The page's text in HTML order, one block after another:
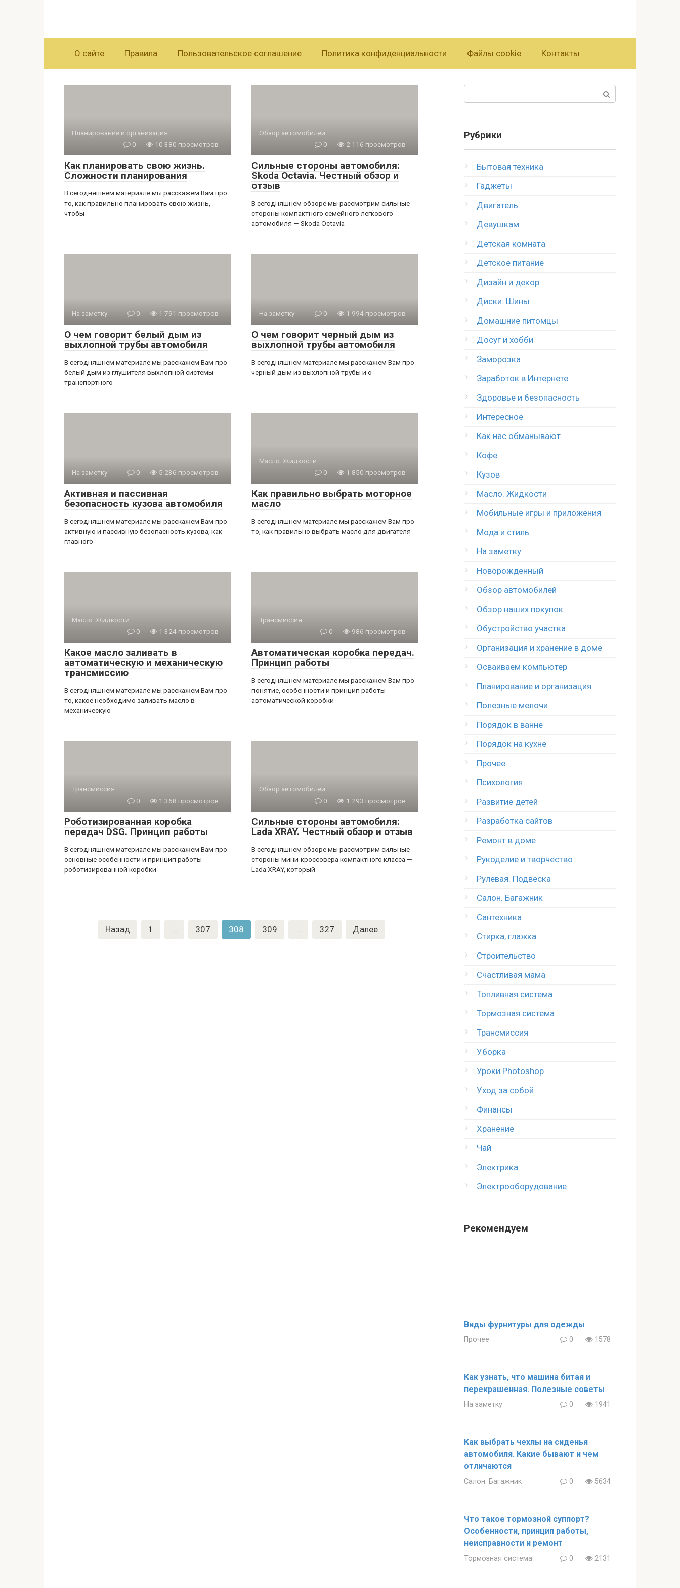
О сайте Правила Пользовательское соглашение Политика конфиденциальности Файлы cookie Контакты
Планирование и организация
0
10 380 просмотров
Как планировать свою жизнь.
Сложности планирования
В сегодняшнем материале мы расскажем Вам про
то, как правильно планировать свою жизнь,
чтобы
Обзор автомобилей
0
2 116 просмотров
Сильные стороны автомобиля:
Skoda Octavia. Честный обзор и
отзыв
В сегодняшнем обзоре мы рассмотрим сильные
стороны компактного семейного легкового
автомобиля — Skoda Octavia
На заметку 0 1 791 просмотров
О чем говорит белый дым из
выхлопной трубы автомобиля
В сегодняшнем материале мы расскажем Вам про
белый дым из глушителя выхлопной системы
транспортного
На заметку 0 1 994 просмотров
О чем говорит черный дым из
выхлопной трубы автомобиля
В сегодняшнем материале мы расскажем Вам про
черный дым из выхлопной трубы и о
На заметку 0 5 236 просмотров
Активная и пассивная
безопасность кузова автомобиля
В сегодняшнем материале мы расскажем Вам про
активную и пассивную безопасность кузова, как
главного
Масло. Жидкости
0
1 850 просмотров
Как правильно выбрать моторное
масло
В сегодняшнем материале мы расскажем Вам про
то, как правильно выбрать масло для двигателя
Масло. Жидкости
0
1 324 просмотров
Какое масло заливать в
автоматическую и механическую
трансмиссию
В сегодняшнем материале мы расскажем Вам про
то, какое необходимо заливать масло в
механическую
Трансмиссия
0
986 просмотров
Автоматическая коробка передач.
Принцип работы
В сегодняшнем материале мы расскажем Вам про
понятие, особенности и принцип работы
автоматической коробки
Трансмиссия
0
1 368 просмотров
Роботизированная коробка
передач DSG. Принцип работы
В сегодняшнем материале мы расскажем Вам про
основные особенности и принцип работы
роботизированной коробки
Обзор автомобилей
0
1 293 просмотров
Сильные стороны автомобиля:
Lada XRAY. Честный обзор и отзыв
В сегодняшнем обзоре мы рассмотрим сильные
стороны мини-кроссовера компактного класса —
Lada XRAY, который
Назад 1 … 307 308 309 … 327 Далее
Рубрики
Бытовая техника
Гаджеты
Двигатель
Девушкам
Детская комната
Детское питание
Дизайн и декор
Диски. Шины
Домашние питомцы
Досуг и хобби
Заморозка
Заработок в Интернете
Здоровье и безопасность
Интересное
Как нас обманывают
Кофе
Кузов
Масло. Жидкости
Мобильные игры и приложения
Мода и стиль
На заметку
Новорожденный
Обзор автомобилей
Обзор наших покупок
Обустройство участка
Организация и хранение в доме
Осваиваем компьютер
Планирование и организация
Полезные мелочи
Порядок в ванне
Порядок на кухне
Прочее
Психология
Развитие детей
Разработка сайтов
Ремонт в доме
Рукоделие и творчество
Рулевая. Подвеска
Салон. Багажник
Сантехника
Стирка, глажка
Строительство
Счастливая мама
Топливная система
Тормозная система
Трансмиссия
Уборка
Уроки Photoshop
Уход за собой
Финансы
Хранение
Чай
Электрика
Электрооборудование
Рекомендуем
Виды фурнитуры для одежды
Прочее 0 1578
Как узнать, что машина битая и
перекрашенная. Полезные советы
На заметку 0 1941
Как выбрать чехлы на сиденья
автомобиля. Какие бывают и чем
отличаются
Салон. Багажник 0 5634
Что такое тормозной суппорт?
Особенности, принцип работы,
неисправности и ремонт
Тормозная система 0 2131